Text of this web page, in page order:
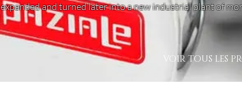
expanded and turned later into a new industrial plant of
VOIR TOUS LES